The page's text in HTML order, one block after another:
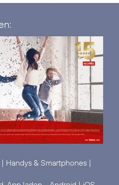
| Handys & Smartphones |